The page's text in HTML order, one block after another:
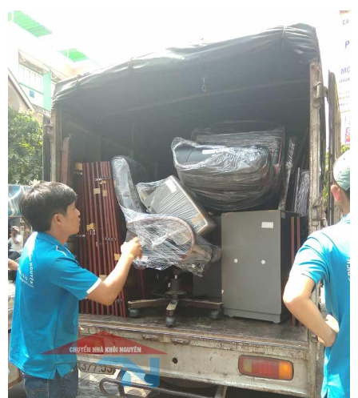
và các tuyến lộ nông thôn đòi hỏi công tác vận tải phải thực sự bài
bản từ khâu tháo dỡ cho đến lắp đặt. Chuyển nhà Khôi Nguyên
mang đến giải pháp chuyển nhà trọn gói liên tỉnh chuyên nghiệp,
cam kết dời tổ ấm của bạn nhanh chóng, thảnh thơi và tiết kiệm tối
đa ngân sách gia đình. Quý khách hàng cần khảo sát thực tế địa
hình và nhận bảng báo giá tốt nhất hãy gọi ngay hotline hỗ trợ liên
tục 24 trên 7 qua số 0913 371 378 hoặc 0972 366 628 để nhận tư
vấn phương án thi công siêu tốc từ đội ngũ Khôi Nguyên.